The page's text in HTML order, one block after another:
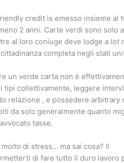
credit is emesso insieme
2 anni. Carte verdi sono
al loro coniuge deve lodgea lot
completa negli stati
un verde carta non è
tipi collettivamente, leggere
relazione , e possedere arbitrary
da solo generalmente quanto
tasse.
molto di stress… ma sai cosa? Il
di fare tutto il duro lavoro